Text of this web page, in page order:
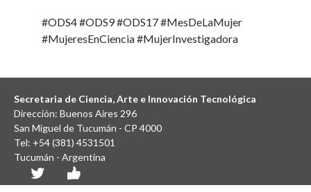
#ODS4 #ODS9 #ODS17 #MesDeLaMujer
#MujeresEnCiencia #MujerInvestigadora
Secretaria de Ciencia, Arte e Innovación Tecnológica
Dirección: Buenos Aires 296
San Miguel de Tucumán - CP 4000
Tel: +54 (381) 4531501
Tucumán - Argentina